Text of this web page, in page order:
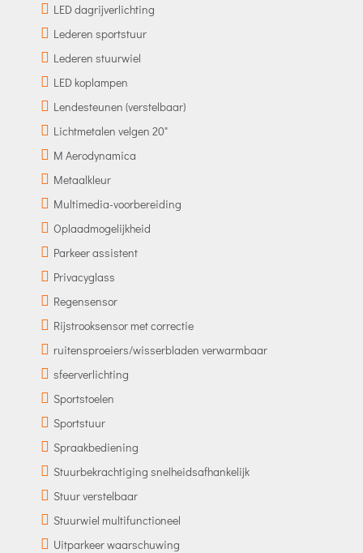
LED dagrijverlichting
Lederen sportstuur
Lederen stuurwiel
LED koplampen
Lendesteunen (verstelbaar)
Lichtmetalen velgen 20"
M Aerodynamica
Metaalkleur
Multimedia-voorbereiding
Oplaadmogelijkheid
Parkeer assistent
Privacyglass
Regensensor
Rijstrooksensor met correctie
ruitensproeiers/wisserbladen verwarmbaar
sfeerverlichting
Sportstoelen
Sportstuur
Spraakbediening
Stuurbekrachtiging snelheidsafhankelijk
Stuur verstelbaar
Stuurwiel multifunctioneel
Uitparkeer waarschuwing